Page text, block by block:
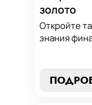
золото
Откройте
знания
превращать